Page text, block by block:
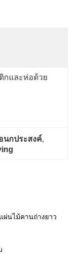
กและห่อด้วย
นกประสงค์,
ผ่นไม้คานถ่างยาว